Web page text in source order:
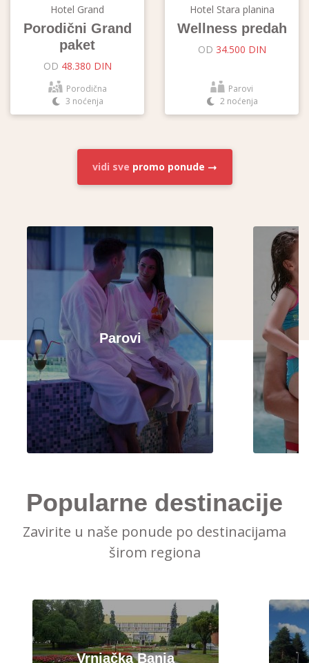
Hotel Grand
Porodični Grand
paket
OD 48.380 DIN
Porodična
3 noćenja
Hotel Stara planina
Wellness predah
OD 34.500 DIN
Parovi
2 noćenja
vidi sve promo ponude
Parovi
Popularne destinacije
Zavirite u naše ponude po destinacijama
širom regiona
Vrnjačka Banja